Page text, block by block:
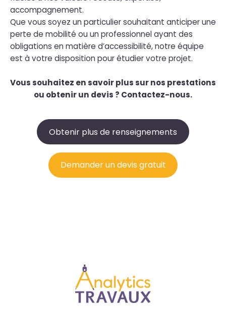
accompagnement.
Que vous soyez un particulier souhaitant anticiper une
perte de mobilité ou un professionnel ayant des
obligations en matière d’accessibilité, notre équipe
est à votre disposition pour étudier votre projet.
Vous souhaitez en savoir plus sur nos prestations
ou obtenir un devis ? Contactez-nous.
Obtenir plus de renseignements
Demander un devis gratuit